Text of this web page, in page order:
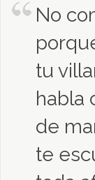
No
tu
habla
de
te